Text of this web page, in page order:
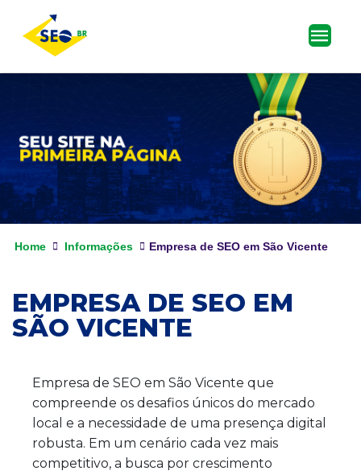
Home Informações Empresa de SEO em São Vicente
EMPRESA DE SEO EM
SÃO VICENTE
Empresa de SEO em São Vicente que
compreende os desafios únicos do mercado
local e a necessidade de uma presença digital
robusta. Em um cenário cada vez mais
competitivo, a busca por crescimento